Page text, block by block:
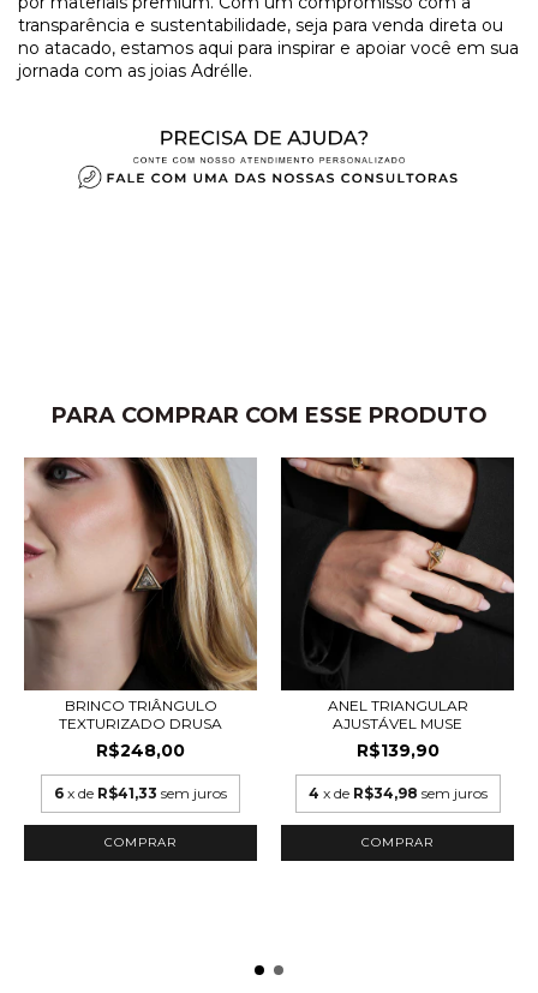
transparência e sustentabilidade, seja para venda direta ou
no atacado, estamos aqui para inspirar e apoiar você em sua
jornada com as joias Adrélle.
PARA COMPRAR COM ESSE PRODUTO
BRINCO TRIÂNGULO
TEXTURIZADO DRUSA
R$248,00
6 x de R$41,33 sem juros
ANEL TRIANGULAR
AJUSTÁVEL MUSE
R$139,90
4 x de R$34,98 sem juros